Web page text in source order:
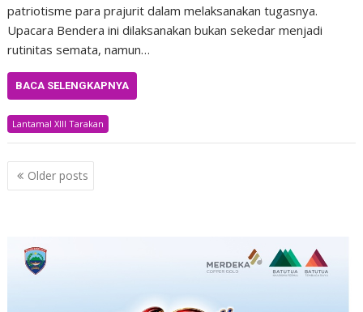
patriotisme para prajurit dalam melaksanakan tugasnya.
Upacara Bendera ini dilaksanakan bukan sekedar menjadi
rutinitas semata, namun…
BACA SELENGKAPNYA
Lantamal XIII Tarakan
Posts
navigation
Older posts